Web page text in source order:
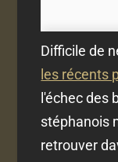
Difficile de
les récents
l'échec des
stéphanois
retrouver